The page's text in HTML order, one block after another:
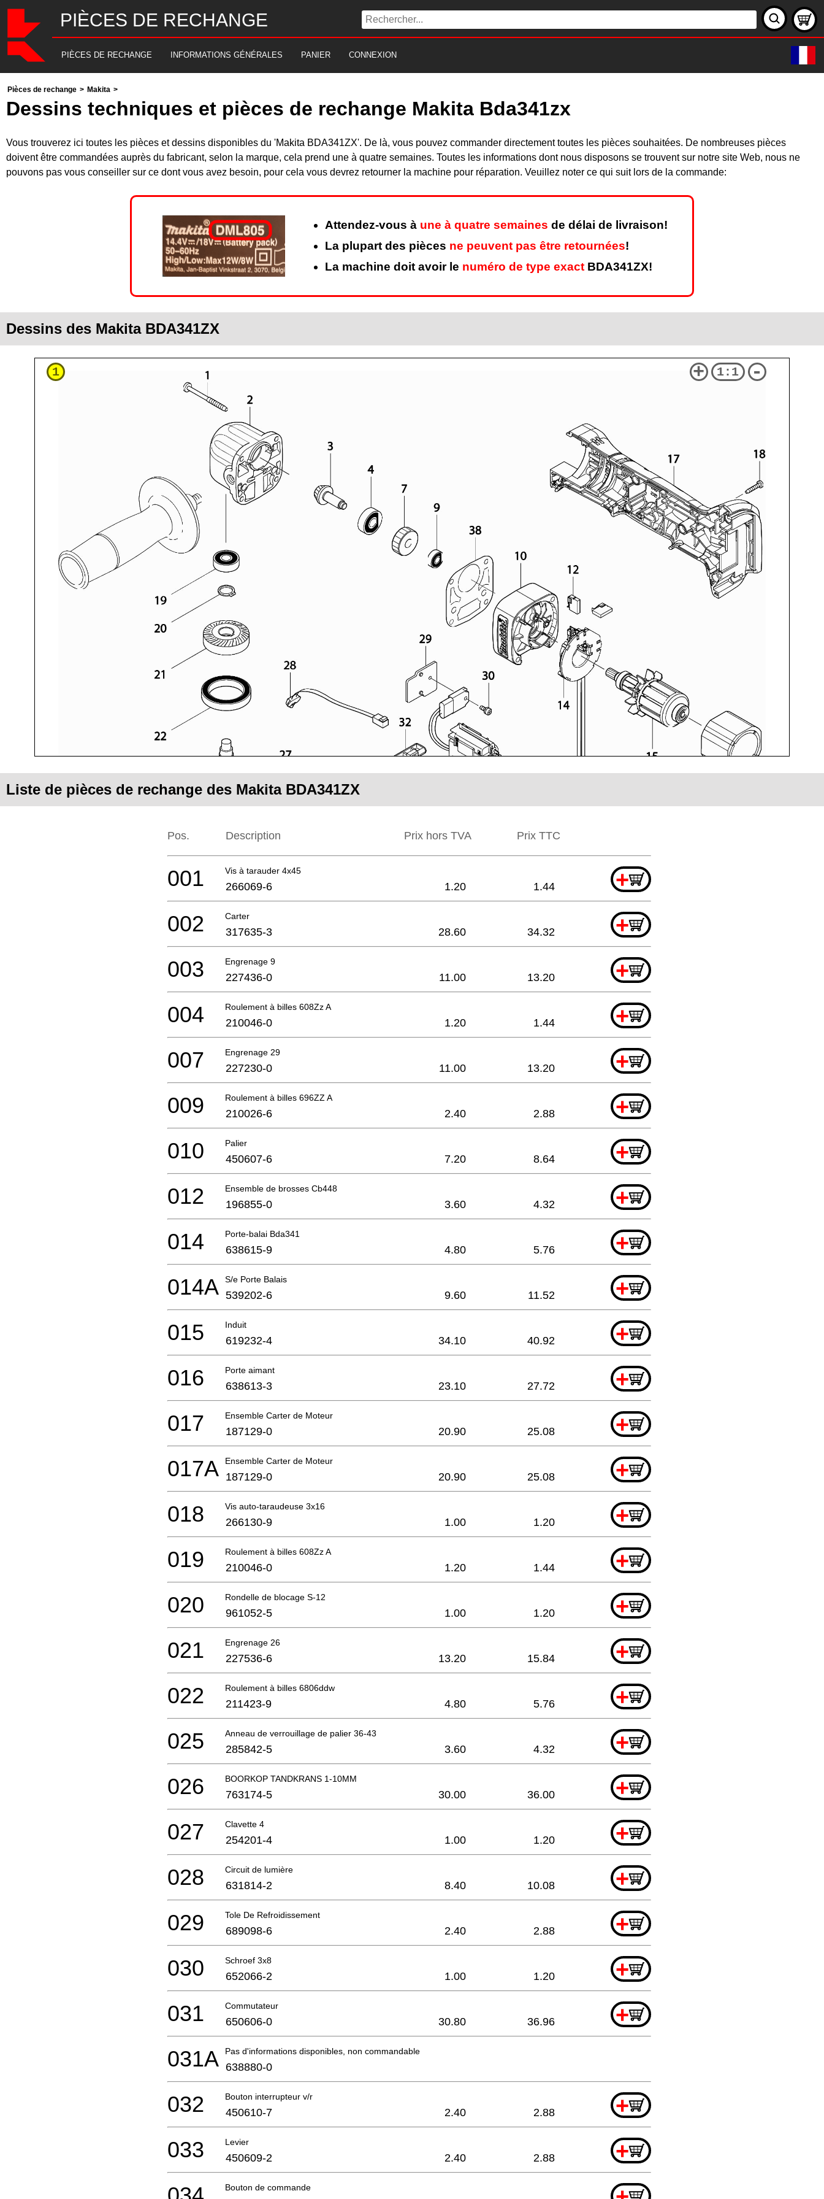
PIÈCES DE RECHANGE
PIÈCES DE RECHANGE INFORMATIONS GÉNÉRALES PANIER CONNEXION
Pièces de rechange > Makita >
Dessins techniques et pièces de rechange Makita Bda341zx
Vous trouverez ici toutes les pièces et dessins disponibles du 'Makita BDA341ZX'. De là, vous pouvez commander directement toutes les pièces souhaitées. De nombreuses pièces
doivent être commandées auprès du fabricant, selon la marque, cela prend une à quatre semaines. Toutes les informations dont nous disposons se trouvent sur notre site Web, nous ne
pouvons pas vous conseiller sur ce dont vous avez besoin, pour cela vous devrez retourner la machine pour réparation. Veuillez noter ce qui suit lors de la commande:
Attendez-vous à une à quatre semaines de délai de livraison!
La plupart des pièces ne peuvent pas être retournées!
La machine doit avoir le numéro de type exact BDA341ZX!
Dessins des Makita BDA341ZX
1 + 1:1 -
Liste de pièces de rechange des Makita BDA341ZX
Pos. Description Prix hors TVA Prix ​​TTC
Vis à tarauder 4x45 +
001 266069-6 1.20 1.44
Carter +
002 317635-3 28.60 34.32
Engrenage 9 +
003 227436-0 11.00 13.20
Roulement à billes 608Zz A +
004 210046-0 1.20 1.44
Engrenage 29 +
007 227230-0 11.00 13.20
Roulement à billes 696ZZ A +
009 210026-6 2.40 2.88
Palier +
010 450607-6 7.20 8.64
Ensemble de brosses Cb448 +
012 196855-0 3.60 4.32
Porte-balai Bda341 +
014 638615-9 4.80 5.76
S/e Porte Balais +
014A 539202-6 9.60 11.52
Induit +
015 619232-4 34.10 40.92
Porte aimant +
016 638613-3 23.10 27.72
Ensemble Carter de Moteur +
017 187129-0 20.90 25.08
Ensemble Carter de Moteur +
017A 187129-0 20.90 25.08
Vis auto-taraudeuse 3x16 +
018 266130-9 1.00 1.20
Roulement à billes 608Zz A +
019 210046-0 1.20 1.44
Rondelle de blocage S-12 +
020 961052-5 1.00 1.20
Engrenage 26 +
021 227536-6 13.20 15.84
Roulement à billes 6806ddw +
022 211423-9 4.80 5.76
Anneau de verrouillage de palier 36-43 +
025 285842-5 3.60 4.32
BOORKOP TANDKRANS 1-10MM +
026 763174-5 30.00 36.00
Clavette 4 +
027 254201-4 1.00 1.20
Circuit de lumière +
028 631814-2 8.40 10.08
Tole De Refroidissement +
029 689098-6 2.40 2.88
Schroef 3x8 +
030 652066-2 1.00 1.20
Commutateur +
031 650606-0 30.80 36.96
Pas d'informations disponibles, non commandable
031A 638880-0
Bouton interrupteur v/r +
032 450610-7 2.40 2.88
Levier +
033 450609-2 2.40 2.88
Bouton de commande